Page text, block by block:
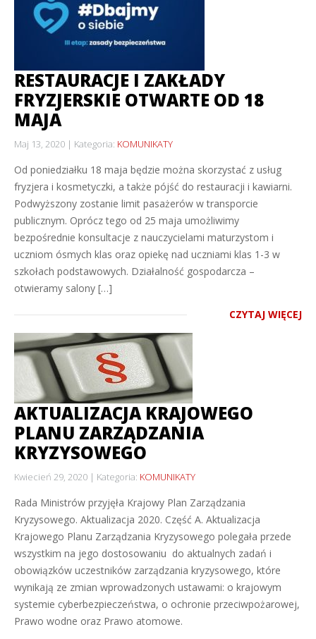
RESTAURACJE I ZAKŁADY
FRYZJERSKIE OTWARTE OD 18
MAJA
Maj 13, 2020 Kategoria: KOMUNIKATY
Od poniedziałku 18 maja będzie można skorzystać z usług
fryzjera i kosmetyczki, a także pójść do restauracji i kawiarni.
Podwyższony zostanie limit pasażerów w transporcie
publicznym. Oprócz tego od 25 maja umożliwimy
bezpośrednie konsultacje z nauczycielami maturzystom i
uczniom ósmych klas oraz opiekę nad uczniami klas 1-3 w
szkołach podstawowych. Działalność gospodarcza –
otwieramy salony […]
CZYTAJ WIĘCEJ
AKTUALIZACJA KRAJOWEGO
PLANU ZARZĄDZANIA
KRYZYSOWEGO
Kwiecień 29, 2020 Kategoria: KOMUNIKATY
Rada Ministrów przyjęła Krajowy Plan Zarządzania
Kryzysowego. Aktualizacja 2020. Część A. Aktualizacja
Krajowego Planu Zarządzania Kryzysowego polegała przede
wszystkim na jego dostosowaniu do aktualnych zadań i
obowiązków uczestników zarządzania kryzysowego, które
wynikają ze zmian wprowadzonych ustawami: o krajowym
systemie cyberbezpieczeństwa, o ochronie przeciwpożarowej,
Prawo wodne oraz Prawo atomowe.